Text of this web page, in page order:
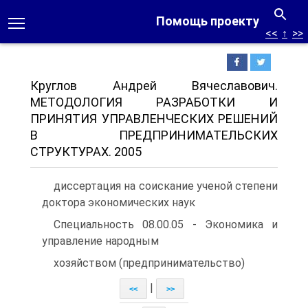
Помощь проекту
<< ↑ >>
Круглов Андрей Вячеславович.
МЕТОДОЛОГИЯ РАЗРАБОТКИ И
ПРИНЯТИЯ УПРАВЛЕНЧЕСКИХ РЕШЕНИЙ
В ПРЕДПРИНИМАТЕЛЬСКИХ
СТРУКТУРАХ. 2005
диссертация на соискание ученой степени
доктора экономических наук
Специальность 08.00.05 - Экономика и
управление народным
хозяйством (предпринимательство)
<< >>